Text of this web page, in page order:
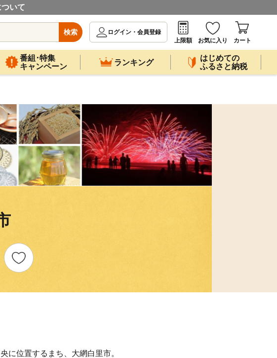
いて
検索
ログイン・会員登録
上限額
お気に入り カート
番組･特集
キャンペーン
ランキング
はじめての
ふるさと納税
に位置するまち、大網白里市。